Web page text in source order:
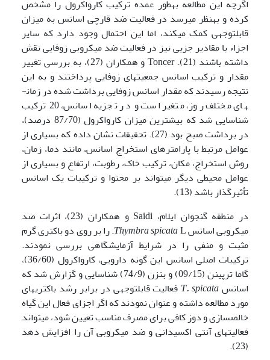
اگرچه این مطالعه به­طور عمده ترکیب کارواکرول را مشخص
کرده و به­نظر می­رسد در فعالیت ضد قارچی اسانس به میزان
قابل­توجهی کمک می­کند، اما این احتمال وجود دارد که سایر
اجزاء با مقادیر جزیی نیز در فعالیت ضد میکروبی زوفایی نقش
داشته باشند (21). Toncer و همکاران (27)، به بررسی تغییر
مقدار و ترکیب اسانس جمعیت­های زوفایی پرداختند و به این
نتیجه رسیدند که مقدار اسانس زوفایی برداشت شده در زمان­
های مختلف روز، متغیر است و در تجزیه اسانس، 20 ترکیب
شناسایی شد که بیشترین میزان کارواکرول (87/70 درصد)،
در برداشت صبح بود (27). تحقیقات نشان داده که بسیاری از
عوامل مرتبط با پارامترهای استخراج اسانس، مانند دما، زمان،
روش استخراج، مکان، ترکیب خاک، رطوبت، ارتفاع و بسیاری از
عوامل محیطی دیگر می­تواند بر محتوا و ترکیبات یک اسانس
تأثیرگذار باشد (13).
در منطقه گنجوان ایلام، Saidi و همکاران (23)، اثرات ضد
میکروبی اسانس
Thymbraspicata
L. را بر روی دو باکتری­ گرم
مثبت و منفی را در شرایط آزمایشگاهی بررسی نمودند.
ترکیبات اصلی اسانس این گونه دارویی، کارواکرول (36/60)،
گاما ترپینن (09/15) و بنزن (74/9) شناسایی و گزارش شد که
اسانسT. spicata فعالیت قابل­توجهی در برابر رشد باکتری­های
مورد مطالعه داشته و عنوان نمودند که اگر اجزای فعال این گیاه
خالص­سازی و دوز کافی برای مصرف مناسب تعیین شود، می­تواند
فعالیت­های آنتی اکسیدانی و ضد میکروبی آن را افزایش دهد
(23).